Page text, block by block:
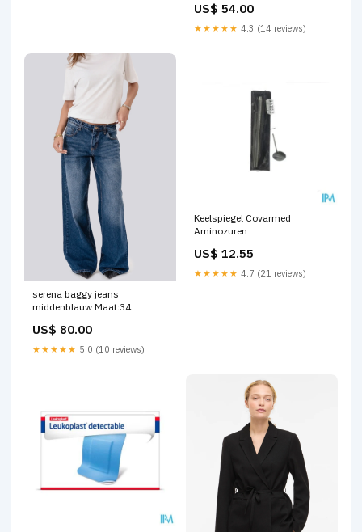
US$ 54.00
★★★★★ 4.3 (14 reviews)
serena baggy jeans
middenblauw Maat:34
US$ 80.00
★★★★★ 5.0 (10 reviews)
Keelspiegel Covarmed
Aminozuren
US$ 12.55
★★★★★ 4.7 (21 reviews)